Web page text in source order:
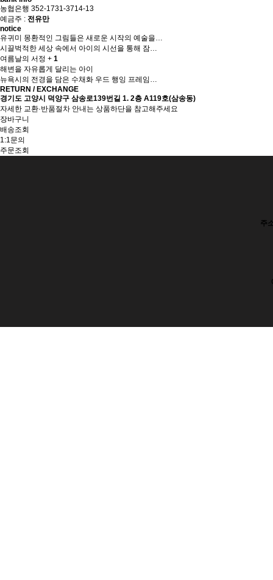
농협은행 352-1731-3714-13
예금주 : 전유만
notice
유귀미 몽환적인 그림들은 새로운 시작의 예술을…
시끌벅적한 세상 속에서 아이의 시선을 통해 잠…
여름날의 서정 + 1
해변을 자유롭게 달리는 아이
뉴욕시의 전경을 담은 수채화 우드 행잉 프레임…
RETURN / EXCHANGE
경기도 고양시 덕양구 삼송로139번길 1. 2층 A119호(삼송동)
자세한 교환·반품절차 안내는 상품하단을 참고해주세요
장바구니
배송조회
1:1문의
주문조회
주